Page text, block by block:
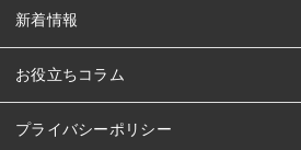
新着情報
お役立ちコラム
プライバシーポリシー